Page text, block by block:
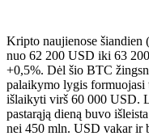
Kripto naujienose
nuo 62 200 USD iki 63
+0,5%. Dėl šio BTC
palaikymo lygis
išlaikyti virš 60 000 USD.
pastarąją dieną buvo
nei 450 mln. USD vakar ir